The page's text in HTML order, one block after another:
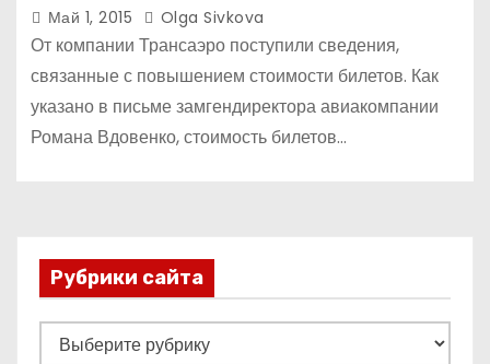
Май 1, 2015 Olga Sivkova
От компании Трансаэро поступили сведения,
связанные с повышением стоимости билетов. Как
указано в письме замгендиректора авиакомпании
Романа Вдовенко, стоимость билетов…
Рубрики сайта